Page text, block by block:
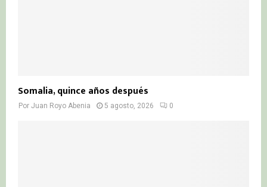
Somalia, quince años después
Por Juan Royo Abenia 5 agosto, 2026 0